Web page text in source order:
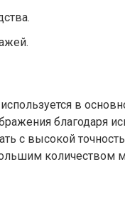
используется в
благодаря
с высокой
количеством